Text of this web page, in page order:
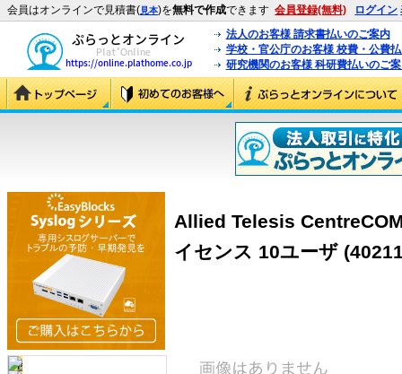
会員はオンラインで見積書(見本)を無料で作成できます 会員登録(無料) ログイン
法人のお客様 請求書払いのご案内
学校・官公庁のお客様 校費・公費
研究機関のお客様 科研費払いのご
Allied Telesis
イセンス 10ユーザ